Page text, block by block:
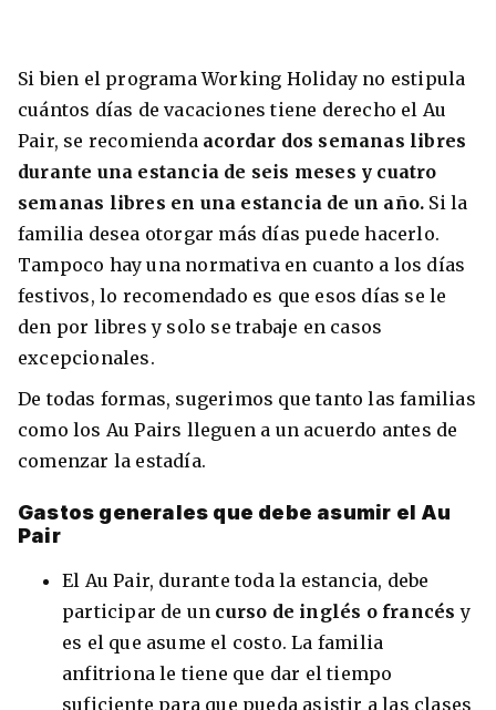
Si bien el programa Working Holiday no estipula
cuántos días de vacaciones tiene derecho el Au
Pair, se recomienda acordar dos semanas libres
durante una estancia de seis meses y cuatro
semanas libres en una estancia de un año. Si la
familia desea otorgar más días puede hacerlo.
Tampoco hay una normativa en cuanto a los días
festivos, lo recomendado es que esos días se le
den por libres y solo se trabaje en casos
excepcionales.
De todas formas, sugerimos que tanto las familias
como los Au Pairs lleguen a un acuerdo antes de
comenzar la estadía.
Gastos generales que debe asumir el Au
Pair
El Au Pair, durante toda la estancia, debe
participar de un curso de inglés o francés y
es el que asume el costo. La familia
anfitriona le tiene que dar el tiempo
suficiente para que pueda asistir a las clases